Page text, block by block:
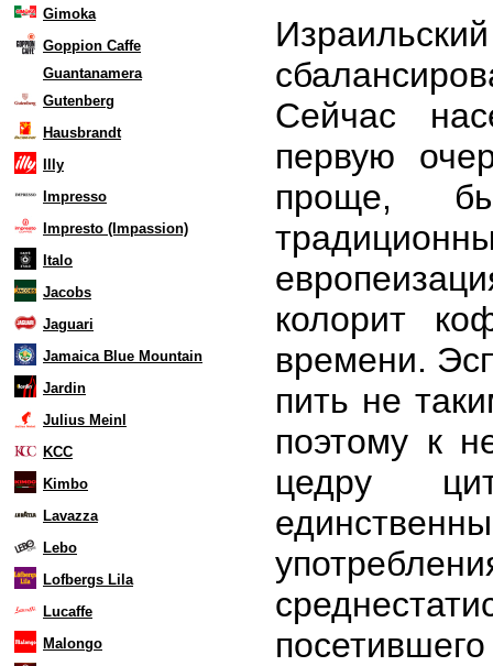
Gimoka
Goppion Caffe
Guantanamera
Gutenberg
Hausbrandt
Illy
Impresso
Impresto (Impassion)
Italo
Jacobs
Jaguari
Jamaica Blue Mountain
Jardin
Julius Meinl
KCC
Kimbo
Lavazza
Lebo
Lofbergs Lila
Lucaffe
Malongo
Сейчас
первую
проще,
колорит
времени.
пить не
поэтому к
цедру